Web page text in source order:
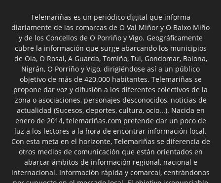
Telemariñas es un periódico digital que informa
diariamente de las comarcas de O Val Miñor y O Baixo Miño
y de los Concellos de O Porriño y Vigo. Geográficamente
cubre la información que surge abarcando los municipios
de Oia, O Rosal, A Guarda, Tomiño, Tui, Gondomar, Baiona,
Nigrán, O Porriño y Vigo, dirigiéndose así a un público
objetivo de más de 420.000 habitantes. Telemariñas se
propone dar voz y difusión a los diferentes colectivos de la
zona o asociaciones, personajes desconocidos, noticias de
actualidad (Sucesos, deportes, cultura, ocio...). Nacida en
enero de 2014, telemariñas.com pretende dar un poco de
luz a los lectores a la hora de encontrar información local.
Con esta meta en el horizonte, Telemariñas se diferencia de
otros medios de comunicación que están orientados en
abarcar ámbitos de información regional, nacional e
internacional. Información rápida y comarcal, centrándonos